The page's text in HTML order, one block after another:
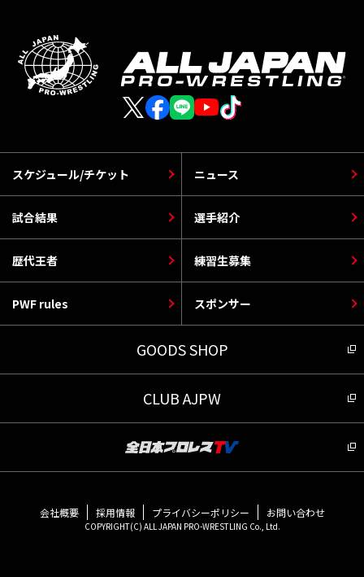
スケジュール/チケット
選手紹介
PWF rules
ニュース
歴代王者
スポンサー
試合結果
練習生募集
GOODS SHOP
CLUB AJPW
会社概要 採用情報 プライバシーポリシー お問い合わせ
COPYRIGHT(C) ALL JAPAN PRO-WRESTLING Co., Ltd.